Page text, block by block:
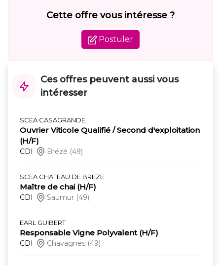
Cette offre vous intéresse ?
Postuler
Ces offres peuvent aussi vous
intéresser
SCEA CASAGRANDE
Ouvrier Viticole Qualifié / Second d'exploitation
(H/F)
CDI Brézé (49)
SCEA CHATEAU DE BREZE
Maître de chai (H/F)
CDI Saumur (49)
EARL GUIBERT
Responsable Vigne Polyvalent (H/F)
CDI Chavagnes (49)